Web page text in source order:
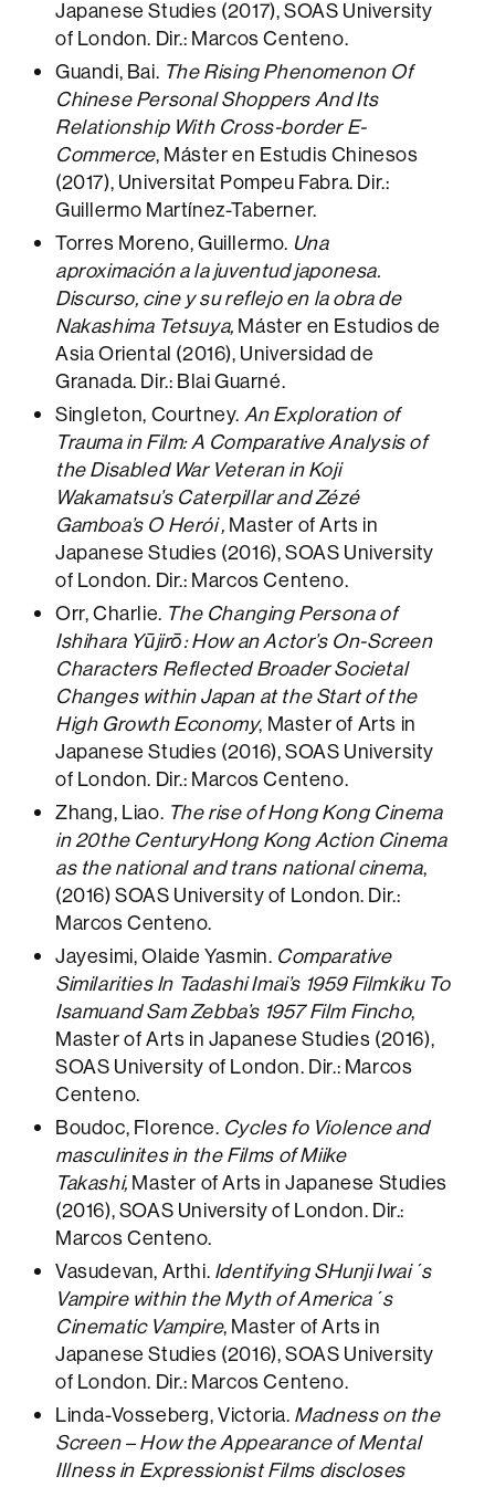
Japanese Studies (2017), SOAS University
of London. Dir.: Marcos Centeno.
Guandi, Bai. The Rising Phenomenon Of
Chinese Personal Shoppers And Its
Relationship With Cross-border E-
Commerce, Máster en Estudis Chinesos
(2017), Universitat Pompeu Fabra. Dir.:
Guillermo Martínez-Taberner.
Torres Moreno, Guillermo. Una
aproximación a la juventud japonesa.
Discurso, cine y su reflejo en la obra de
Nakashima Tetsuya, Máster en Estudios de
Asia Oriental (2016), Universidad de
Granada. Dir.: Blai Guarné.
Singleton, Courtney. An Exploration of
Trauma in Film: A Comparative Analysis of
the Disabled War Veteran in Koji
Wakamatsu’s Caterpillar and Zézé
Gamboa’s O Herói , Master of Arts in
Japanese Studies (2016), SOAS University
of London. Dir.: Marcos Centeno.
Orr, Charlie. The Changing Persona of
Ishihara Yūjirō: How an Actor’s On-Screen
Characters Reflected Broader Societal
Changes within Japan at the Start of the
High Growth Economy, Master of Arts in
Japanese Studies (2016), SOAS University
of London. Dir.: Marcos Centeno.
Zhang, Liao. The rise of Hong Kong Cinema
in 20the CenturyHong Kong Action Cinema
as the national and trans national cinema,
(2016) SOAS University of London. Dir.:
Marcos Centeno.
Jayesimi, Olaide Yasmin. Comparative
Similarities In Tadashi Imai’s 1959 Filmkiku To
Isamuand Sam Zebba’s 1957 Film Fincho,
Master of Arts in Japanese Studies (2016),
SOAS University of London. Dir.: Marcos
Centeno.
Boudoc, Florence. Cycles fo Violence and
masculinites in the Films of Miike
Takashi, Master of Arts in Japanese Studies
(2016), SOAS University of London. Dir.:
Marcos Centeno.
Vasudevan, Arthi. Identifying SHunji Iwai´s
Vampire within the Myth of America´s
Cinematic Vampire, Master of Arts in
Japanese Studies (2016), SOAS University
of London. Dir.: Marcos Centeno.
Linda-Vosseberg, Victoria. Madness on the
Screen – How the Appearance of Mental
Illness in Expressionist Films discloses